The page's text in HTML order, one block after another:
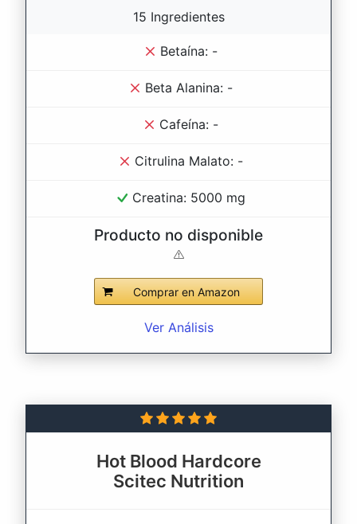
15 Ingredientes
Betaína: -
Beta Alanina: -
Cafeína: -
Citrulina Malato: -
Creatina: 5000 mg
Producto no disponible
Comprar en Amazon
Ver Análisis
Hot Blood Hardcore
Scitec Nutrition